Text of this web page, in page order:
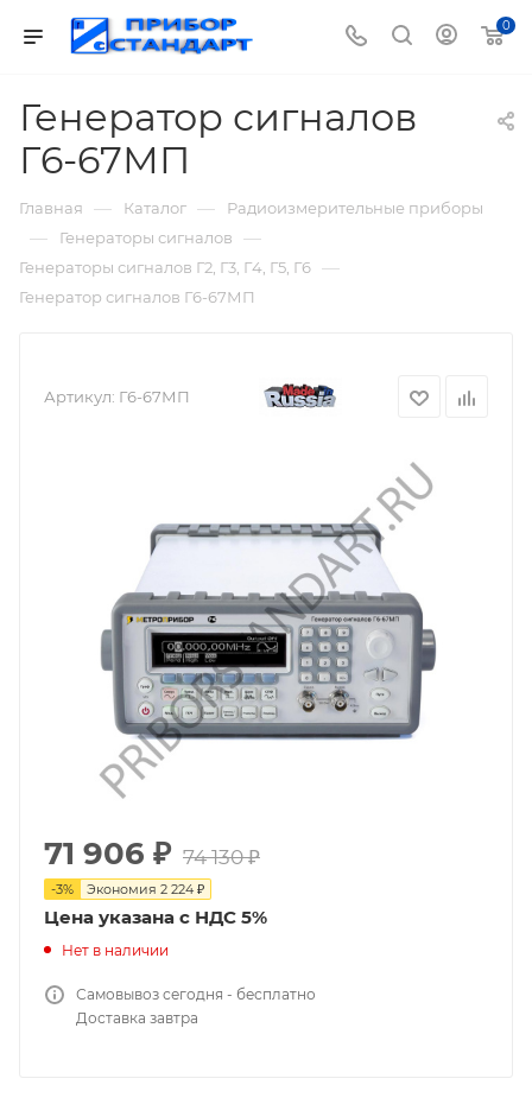
0
Генератор сигналов
Г6-67МП
Главная — Каталог — Радиоизмерительные приборы
— Генераторы сигналов —
Генераторы сигналов Г2, Г3, Г4, Г5, Г6 —
Генератор сигналов Г6-67МП
Артикул: Г6-67МП
71 906 ₽ 74 130₽
-3% Экономия 2 224 ₽
Цена указана с НДС 5%
Нет в наличии
Самовывоз сегодня - бесплатно
Доставка завтра